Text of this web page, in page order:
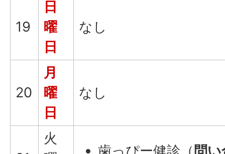
19
日
曜
日
なし
20
月
曜
日
なし
火